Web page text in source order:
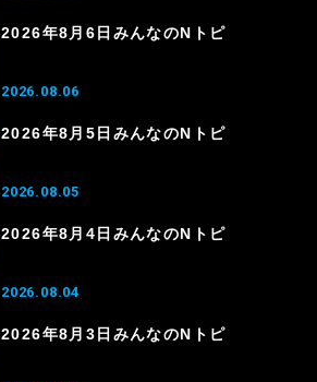
2026年8月6日みんなのNトピ
2026.08.06
2026年8月5日みんなのNトピ
2026.08.05
2026年8月4日みんなのNトピ
2026.08.04
2026年8月3日みんなのNトピ